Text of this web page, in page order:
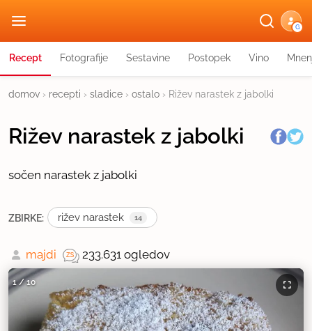
G
Recept Fotografije Sestavine Postopek Vino
domov › recepti › sladice › ostalo › Rižev narastek z jabolki
Rižev narastek z jabolki
sočen narastek z jabolki
ZBIRKE: rižev narastek 14
majdi 233.631 ogledov
1/10